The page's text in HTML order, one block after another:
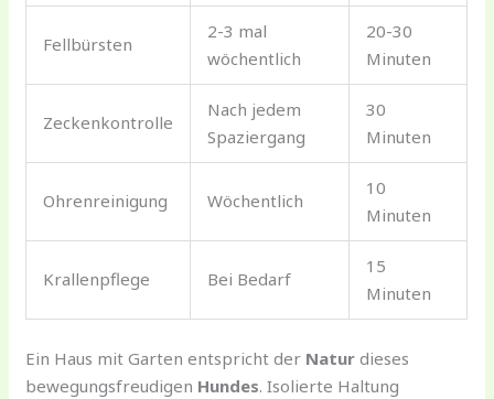
Fellbürsten
2-3 mal
wöchentlich
20-30
Minuten
Zeckenkontrolle
Nach jedem
Spaziergang
30
Minuten
Ohrenreinigung Wöchentlich
10
Minuten
Krallenpflege Bei Bedarf
15
Minuten
Ein Haus mit Garten entspricht der Natur dieses
bewegungsfreudigen Hundes. Isolierte Haltung